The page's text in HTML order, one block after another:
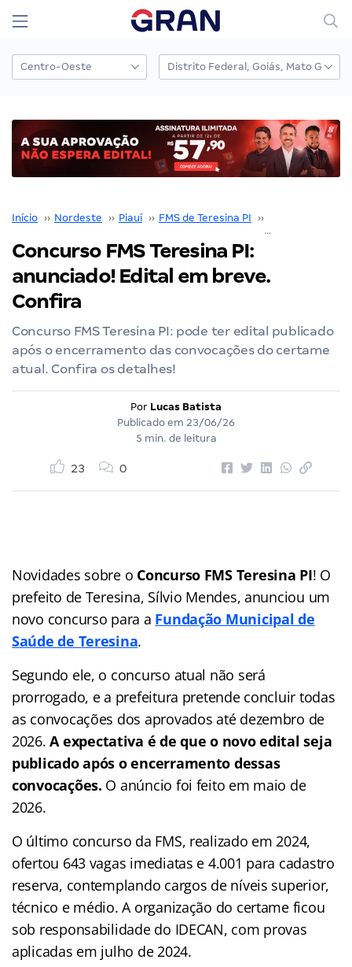
Início ›› Nordeste ›› Piauí ›› FMS de Teresina PI ››
Concurso FMS Teresina PI:
anunciado! Edital em breve.
Confira
Concurso FMS Teresina PI: pode ter edital publicado
após o encerramento das convocações do certame
atual. Confira os detalhes!
Por Lucas Batista
Publicado em 23/06/26
5 min. de leitura
23 0
Novidades sobre o Concurso FMS Teresina PI! O
prefeito de Teresina, Sílvio Mendes, anunciou um
novo concurso para a Fundação Municipal de
Saúde de Teresina.
Segundo ele, o concurso atual não será
prorrogado, e a prefeitura pretende concluir todas
as convocações dos aprovados até dezembro de
2026.A expectativa é de que o novo edital seja
publicado após o encerramento dessas
convocações. O anúncio foi feito em maio de
2026.
O último concurso da FMS, realizado em 2024,
ofertou 643 vagas imediatas e 4.001 para cadastro
reserva, contemplando cargos de níveis superior,
técnico e médio. A organização do certame ficou
sob responsabilidade do IDECAN, com provas
aplicadas em julho de 2024.